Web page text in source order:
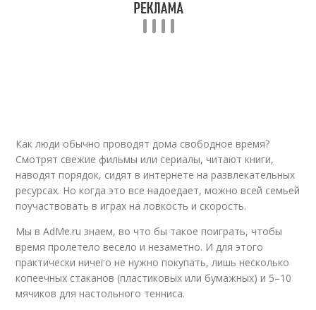
Как люди обычно проводят дома свободное время?
Смотрят свежие фильмы или сериалы, читают книги,
наводят порядок, сидят в интернете на развлекательных
ресурсах. Но когда это все надоедает, можно всей семьей
поучаствовать в играх на ловкость и скорость.
Мы в AdMe.ru знаем, во что бы такое поиграть, чтобы
время пролетело весело и незаметно. И для этого
практически ничего не нужно покупать, лишь несколько
копеечных стаканов (пластиковых или бумажных) и 5–10
мячиков для настольного тенниса.